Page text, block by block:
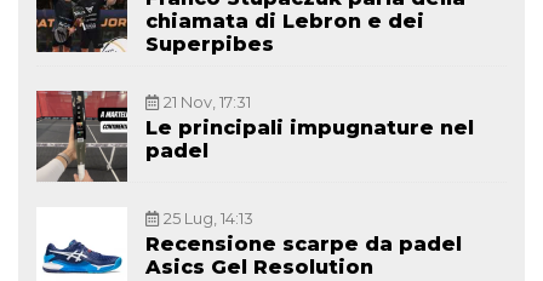
chiamata di Lebron e dei
Superpibes
21 Nov, 17:31
Le principali impugnature nel
padel
25 Lug, 14:13
Recensione scarpe da padel
Asics Gel Resolution